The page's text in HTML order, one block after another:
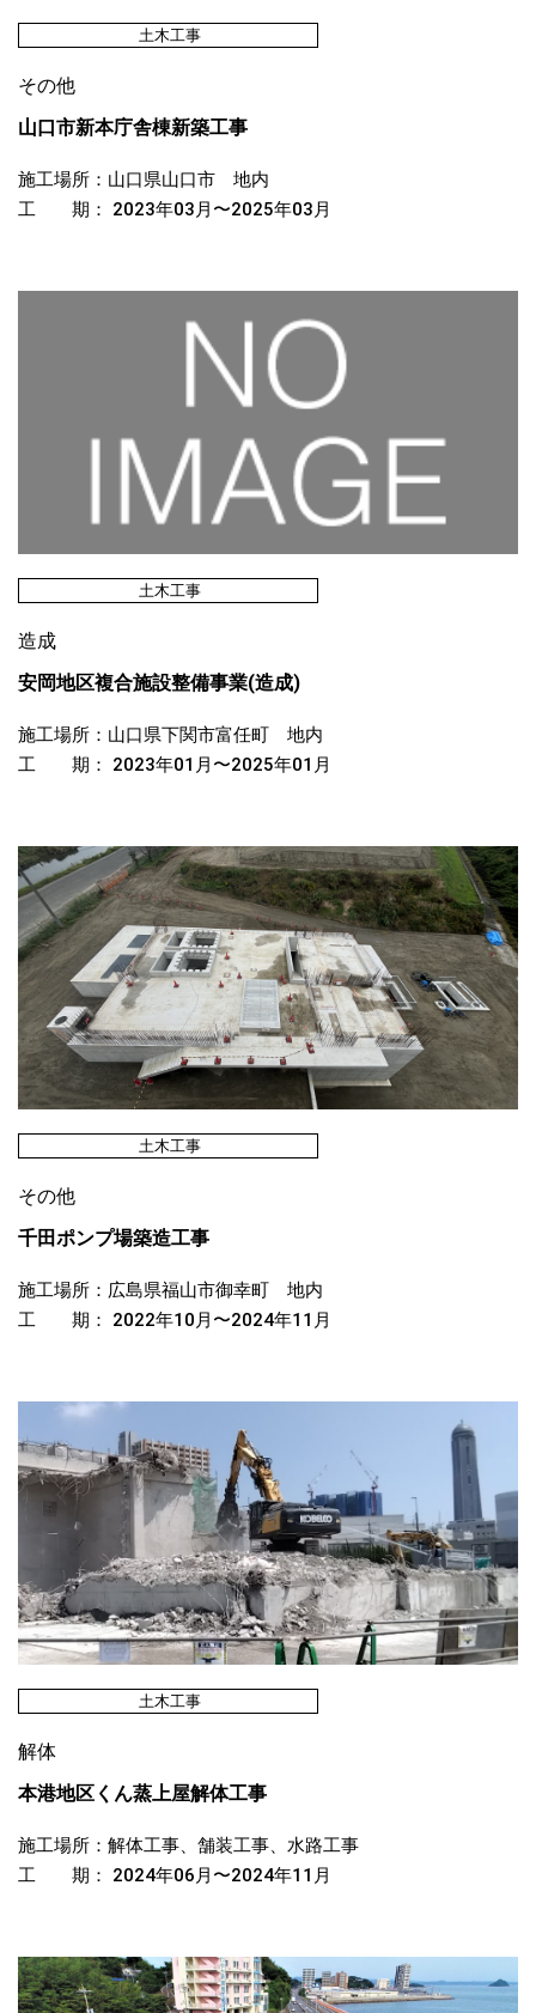
土木工事
その他
山口市新本庁舎棟新築工事
施工場所：山口県山口市 地内
工 期： 2023年03月〜2025年03月
土木工事
造成
安岡地区複合施設整備事業(造成)
施工場所：山口県下関市富任町 地内
工 期： 2023年01月〜2025年01月
土木工事
その他
千田ポンプ場築造工事
施工場所：広島県福山市御幸町 地内
工 期： 2022年10月〜2024年11月
土木工事
解体
本港地区くん蒸上屋解体工事
施工場所：解体工事、舗装工事、水路工事
工 期： 2024年06月〜2024年11月